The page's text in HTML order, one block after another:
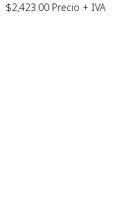
$2,423.00 Precio + IVA